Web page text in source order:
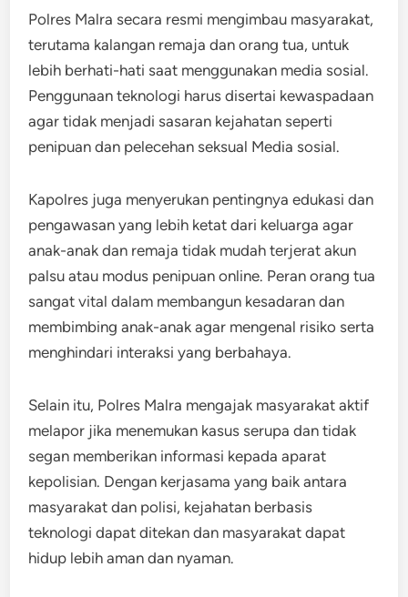
Polres Malra secara resmi mengimbau masyarakat,
terutama kalangan remaja dan orang tua, untuk
lebih berhati-hati saat menggunakan media sosial.
Penggunaan teknologi harus disertai kewaspadaan
agar tidak menjadi sasaran kejahatan seperti
penipuan dan pelecehan seksual Media sosial.
Kapolres juga menyerukan pentingnya edukasi dan
pengawasan yang lebih ketat dari keluarga agar
anak-anak dan remaja tidak mudah terjerat akun
palsu atau modus penipuan online. Peran orang tua
sangat vital dalam membangun kesadaran dan
membimbing anak-anak agar mengenal risiko serta
menghindari interaksi yang berbahaya.
Selain itu, Polres Malra mengajak masyarakat aktif
melapor jika menemukan kasus serupa dan tidak
segan memberikan informasi kepada aparat
kepolisian. Dengan kerjasama yang baik antara
masyarakat dan polisi, kejahatan berbasis
teknologi dapat ditekan dan masyarakat dapat
hidup lebih aman dan nyaman.